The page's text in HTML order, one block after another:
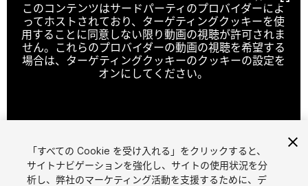
このコンテンツはサードパーティのプロバイダーによ
ってホストされており、ターゲティングクッキーを使
用することに同意しない限り動画の視聴が許可されま
せん。これらのプロバイダーの動画の視聴を希望する
場合は、ターゲティングクッキーのクッキーの設定を
オンにしてください。
1 /5
「すべての Cookie を受け入れる」をクリックすると、
サイトナビゲーションを強化し、サイトの使用状況を分
析し、弊社のマーケティング活動を支援するために、デ